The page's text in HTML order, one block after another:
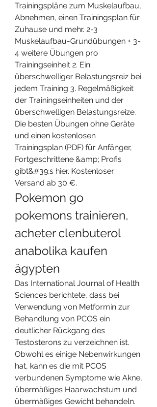
Trainingspläne zum Muskelaufbau,
Abnehmen, einen Trainingsplan für
Zuhause und mehr. 2-3
Muskelaufbau-Grundübungen + 3-
4 weitere Übungen pro
Trainingseinheit 2. Ein
überschwelliger Belastungsreiz bei
jedem Training 3. Regelmäßigkeit
der Trainingseinheiten und der
überschwelligen Belastungsreize.
Die besten Übungen ohne Geräte
und einen kostenlosen
Trainingsplan (PDF) für Anfänger,
Fortgeschrittene &amp; Profis
gibt&#39;s hier. Kostenloser
Versand ab 30 €.
Pokemon go
pokemons trainieren,
acheter clenbuterol
anabolika kaufen
ägypten
Das International Journal of Health
Sciences berichtete, dass bei
Verwendung von Metformin zur
Behandlung von PCOS ein
deutlicher Rückgang des
Testosterons zu verzeichnen ist.
Obwohl es einige Nebenwirkungen
hat, kann es die mit PCOS
verbundenen Symptome wie Akne,
übermäßiges Haarwachstum und
übermäßiges Gewicht behandeln.